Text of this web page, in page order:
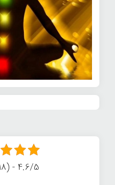
4.6/5 - (18 امتیاز)